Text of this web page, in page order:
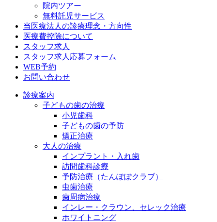
院内ツアー
無料託児サービス
当医療法人の診療理念・方向性
医療費控除について
スタッフ求人
スタッフ求人応募フォーム
WEB予約
お問い合わせ
診療案内
子どもの歯の治療
小児歯科
子どもの歯の予防
矯正治療
大人の治療
インプラント・入れ歯
訪問歯科診療
予防治療（たんぽぽクラブ）
虫歯治療
歯周病治療
インレー・クラウン、セレック治療
ホワイトニング